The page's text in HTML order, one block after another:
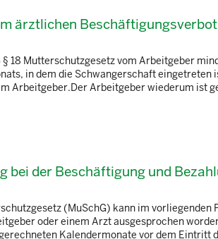
ärztlichen Beschäftigungsverbot
18 Mutterschutzgesetz vom Arbeitgeber
in dem die Schwangerschaft eingetreten
Arbeitgeber.Der Arbeitgeber wiederum ist
der Beschäftigung und
(MuSchG) kann im vorliegenden
oder einem Arzt ausgesprochen
Kalendermonate vor dem Eintritt